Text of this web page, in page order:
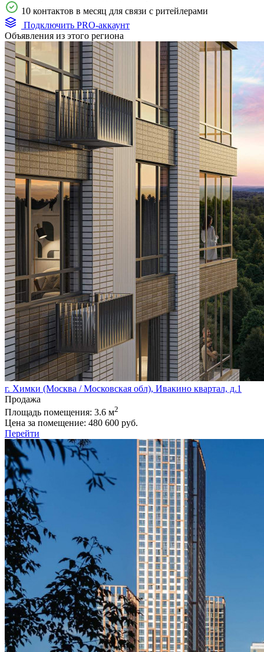
10 контактов в месяц для связи с ритейлерами
Подключить PRO-аккаунт
Объявления из этого региона
г. Химки (Москва / Московская обл), Ивакино квартал, д.1
Продажа
Площадь помещения: 3.6 м2
Цена за помещение: 480 600 руб.
Перейти